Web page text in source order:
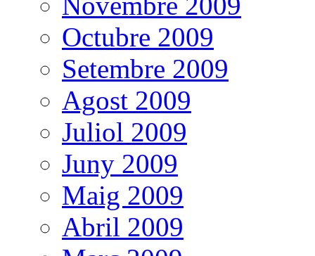
Octubre 2009
Setembre 2009
Agost 2009
Juliol 2009
Juny 2009
Maig 2009
Abril 2009